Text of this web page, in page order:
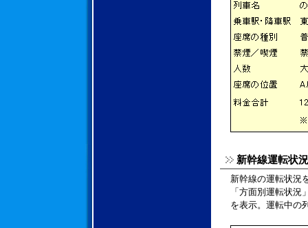
新幹線運転状況
新幹線の運転状況
「方面別運転状
を表示。運転中の